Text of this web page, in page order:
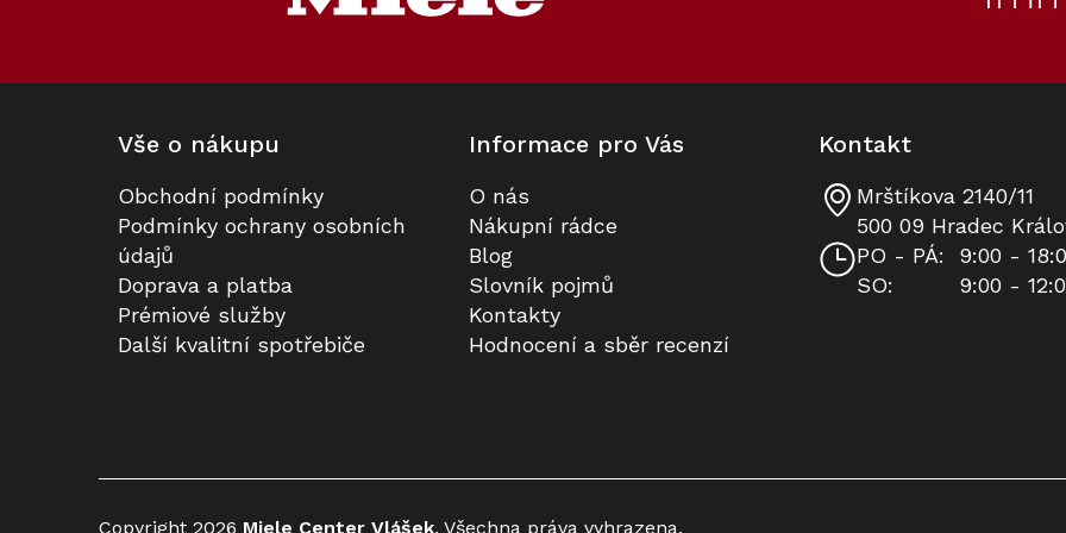
Pečicí trouba s mikrovlnou MIELE
H 7440 BM Nerez CleanSteel
Na dotaz
64 161 Kč
Pečicí trouba s mikrovlnou MIELE
H 7440 BMX Obsidian černá
Na dotaz
66 021 Kč
Akce Akce
Prodloužená záruka na 5 let
K dispozici
3 990 Kč
Prodloužená záruka na 10 let
K dispozici
8 490 Kč
Vše o nákupu
Obchodní podmínky
Podmínky ochrany osobních
údajů
Doprava a platba
Prémiové služby
Další kvalitní spotřebiče
Informace pro Vás
O nás
Nákupní rádce
Blog
Slovník pojmů
Kontakty
Hodnocení a sběr recenzí
Kontakt
Mrštíkova 2140/11
500 09 Hradec
PO - PÁ:
9:00 -
SO:
9:00 -
Copyright 2026 Miele Center Vlášek. Všechna práva vyhrazena.